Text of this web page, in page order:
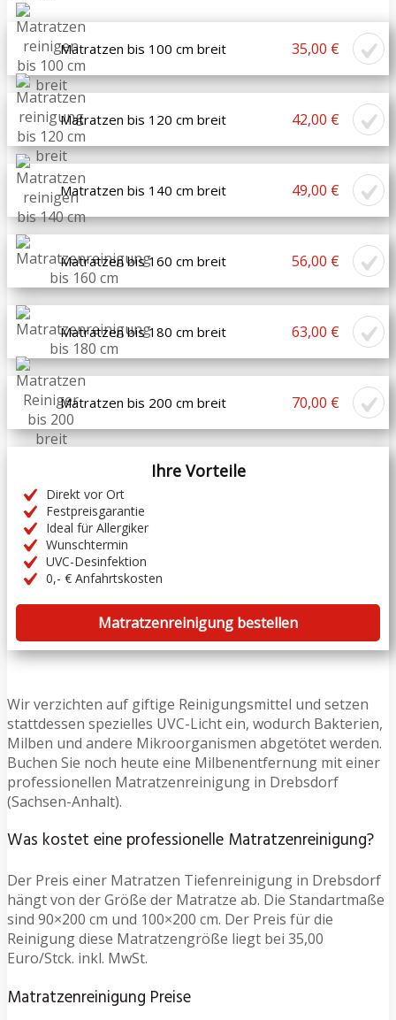
Matratzen bis 100 cm breit 35,00 €
Matratzen bis 120 cm breit 42,00 €
Matratzen bis 140 cm breit 49,00 €
Matratzen bis 160 cm breit 56,00 €
Matratzen bis 180 cm breit 63,00 €
Matratzen bis 200 cm breit 70,00 €
Ihre Vorteile
Direkt vor Ort
Festpreisgarantie
Ideal für Allergiker
Wunschtermin
UVC-Desinfektion
0,- € Anfahrtskosten
Matratzenreinigung bestellen
Wir verzichten auf giftige Reinigungsmittel und setzen
stattdessen spezielles UVC-Licht ein, wodurch Bakterien,
Milben und andere Mikroorganismen abgetötet werden.
Buchen Sie noch heute eine Milbenentfernung mit einer
professionellen Matratzenreinigung in Drebsdorf
(Sachsen-Anhalt).
Was kostet eine professionelle Matratzenreinigung?
Der Preis einer Matratzen Tiefenreinigung in Drebsdorf
hängt von der Größe der Matratze ab. Die Standartmaße
sind 90×200 cm und 100×200 cm. Der Preis für die
Reinigung diese Matratzengröße liegt bei 35,00
Euro/Stck. inkl. MwSt.
Matratzenreinigung Preise